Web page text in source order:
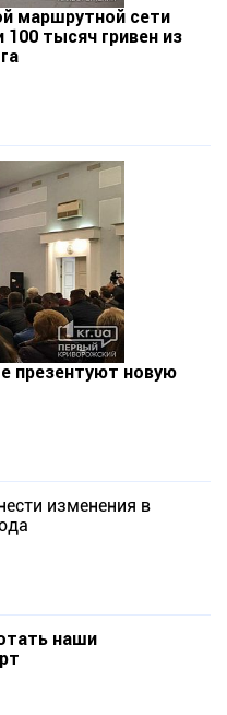
маршрутной сети
100 тысяч гривен из
презентуют новую
изменения в
наши